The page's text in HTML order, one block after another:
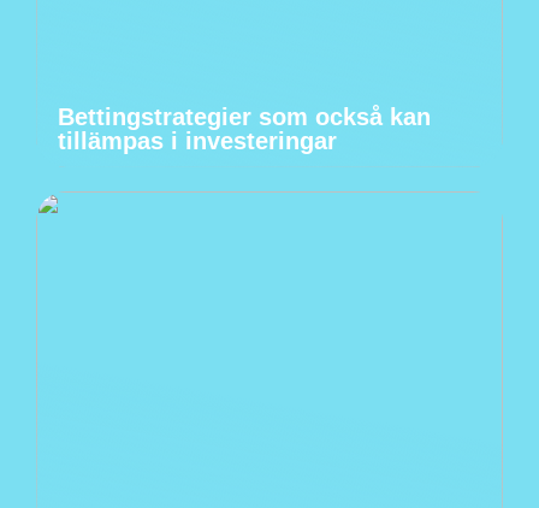
Bettingstrategier som också kan
tillämpas i investeringar